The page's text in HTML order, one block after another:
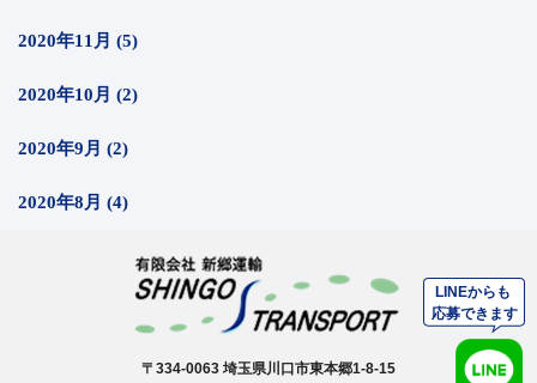
2020年11月 (5)
2020年10月 (2)
2020年9月 (2)
2020年8月 (4)
〒334-0063 埼玉県川口市東本郷1-8-15